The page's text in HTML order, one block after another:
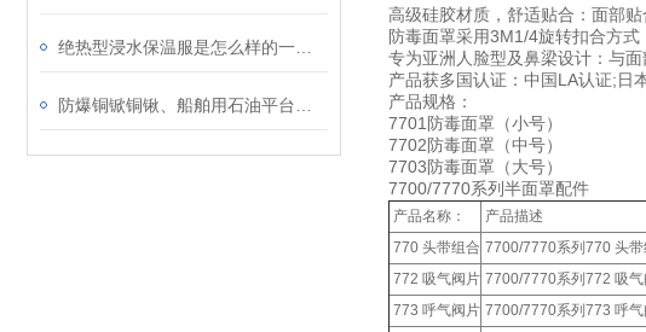
高级硅胶材质，舒适贴合：面部
防毒面罩采用3M1/4旋转扣合方式
专为亚洲人脸型及鼻梁设计：与面
产品获多国认证：中国LA认证;日
产品规格：
7701防毒面罩（小号）
7702防毒面罩（中号）
7703防毒面罩（大号）
7700/7770系列半面罩配件
产品名称：
产品描述
770 头带组合 7700/7770系列770 头带
772 吸气阀片 7700/7770系列772 吸气
773 呼气阀片 7700/7770系列773 呼气